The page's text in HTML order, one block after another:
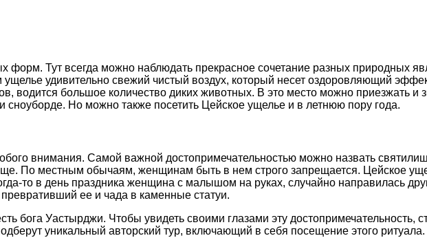
форм. Тут всегда можно наблюдать прекрасное сочетание разных природных
ущелье удивительно свежий чистый воздух, который несет оздоровляющий
водится большое количество диких животных. В это место можно приезжать и
Но можно также посетить Цейское ущелье и в летнюю пору года.
внимания. Самой важной достопримечательностью можно назвать
По местным обычаям, женщинам быть в нем строго запрещается. Цейское
то в день праздника женщина с малышом на руках, случайно направилась
превративший ее и чада в каменные статуи.
бога Уастырджи. Чтобы увидеть своими глазами эту достопримечательность,
уникальный авторский тур, включающий в себя посещение этого ритуала.